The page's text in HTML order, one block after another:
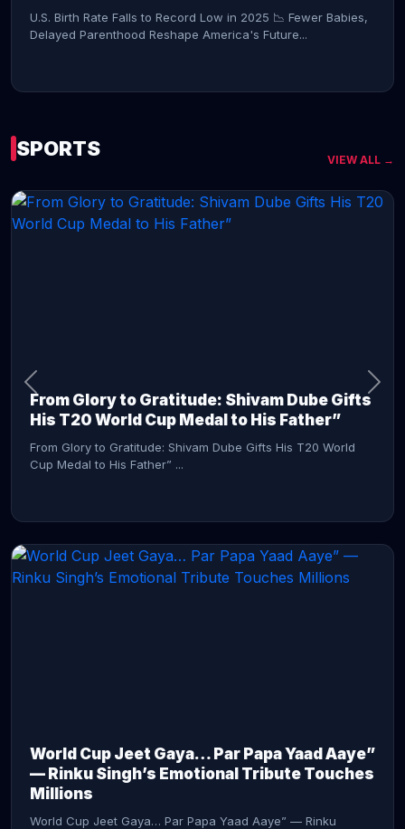
U.S. Birth Rate Falls to Record Low in 2025 📉 Fewer Babies,
Delayed Parenthood Reshape America's Future...
SPORTS VIEW ALL →
From Glory to Gratitude: Shivam Dube Gifts
His T20 World Cup Medal to His Father”
From Glory to Gratitude: Shivam Dube Gifts His T20 World
Cup Medal to His Father” ...
World Cup Jeet Gaya… Par Papa Yaad Aaye”
— Rinku Singh’s Emotional Tribute Touches
Millions
World Cup Jeet Gaya… Par Papa Yaad Aaye” — Rinku